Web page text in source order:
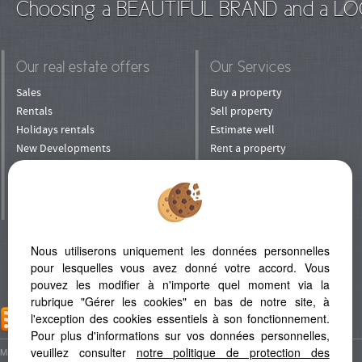
Choosing a BEAUTIFUL BRAND and a
Our real estate offers
Sales
Rentals
Holidays rentals
New Developments
Our Services
Buy a property
Sell property
Estimate well
Rent a property
Refer a Friend
ADD TO FAVORITES
Map Legal Notice
Nous utiliserons uniquement les données personnelles
pour lesquelles vous avez donné votre accord. Vous
pouvez les modifier à n'importe quel moment via la
rubrique "Gérer les cookies" en bas de notre site, à
l'exception des cookies essentiels à son fonctionnement.
Pour plus d'informations sur vos données personnelles,
veuillez consulter notre politique de protection des